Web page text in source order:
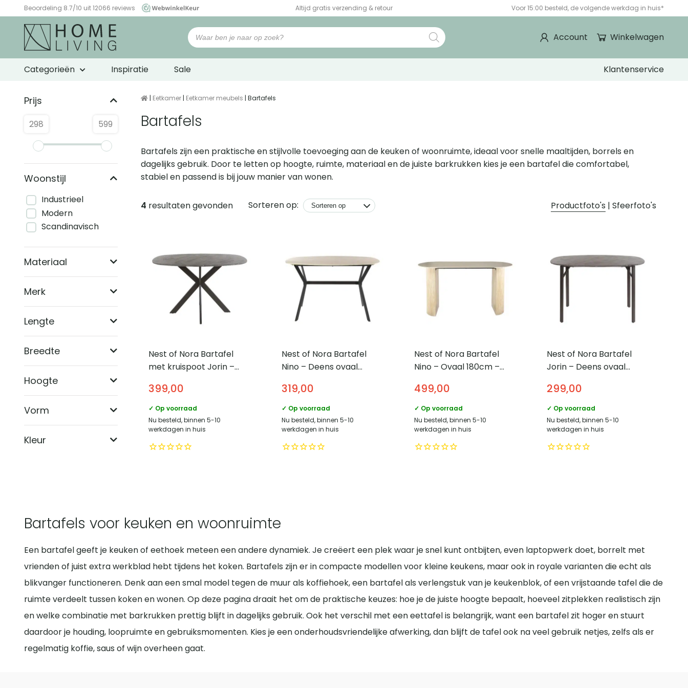
Beoordeling 8.7/10 uit 12066 reviews
WebwinkelKeur
Altijd gratis verzending & retour Voor 15:00 besteld, de volgende werkdag in huis*
Winkelwagen
Account
Categorieën Inspiratie Sale Klantenservice
| Eetkamer | Eetkamer meubels | Bartafels
Bartafels
Bartafels zijn een praktische en stijlvolle toevoeging aan de keuken of woonruimte, ideaal voor snelle maaltijden, borrels en
dagelijks gebruik. Door te letten op hoogte, ruimte, materiaal en de juiste barkrukken kies je een bartafel die comfortabel,
stabiel en passend is bij jouw manier van wonen.
Producten
4 resultaten gevonden Sorteren op: Productfoto's | Sfeerfoto's
Nest of Nora Bartafel
met kruispoot Jorin –
Grafiet
399,00
✓ Op voorraad
Nu besteld, binnen 5-10
werkdagen in huis
Nest of Nora Bartafel
Nino – Deens ovaal
travertin
319,00
✓ Op voorraad
Nu besteld, binnen 5-10
werkdagen in huis
Nest of Nora Bartafel
Nino – Ovaal 180cm –
499,00
✓ Op voorraad
Nu besteld, binnen 5-10
werkdagen in huis
Nest of Nora Bartafel
Jorin – Deens ovaal
299,00
✓ Op voorraad
Nu besteld, binnen 5-10
werkdagen in huis
Prijs
298 599
Woonstijl
Industrieel
Modern
Scandinavisch
Materiaal
Merk
Lengte
Breedte
Hoogte
Vorm
Kleur
Bartafels voor keuken en woonruimte
Een bartafel geeft je keuken of eethoek meteen een andere dynamiek. Je creëert een plek waar je snel kunt ontbijten, even laptopwerk doet, borrelt met
vrienden of juist extra werkblad hebt tijdens het koken. Bartafels zijn er in compacte modellen voor kleine keukens, maar ook in royale varianten die echt als
blikvanger functioneren. Denk aan een smal model tegen de muur als koffiehoek, een bartafel als verlengstuk van je keukenblok, of een vrijstaande tafel die de
ruimte verdeelt tussen koken en wonen. Op deze pagina draait het om de praktische keuzes: hoe je de juiste hoogte bepaalt, hoeveel zitplekken realistisch zijn
en welke combinatie met barkrukken prettig blijft in dagelijks gebruik. Ook het verschil met een eettafel is belangrijk, want een bartafel zit hoger en stuurt
daardoor je houding, loopruimte en gebruiksmomenten. Kies je een onderhoudsvriendelijke afwerking, dan blijft de tafel ook na veel gebruik netjes, zelfs als er
regelmatig koffie, saus of wijn overheen gaat.